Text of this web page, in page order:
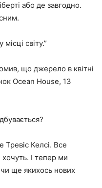
або де завгодно.
світу.”
що джерело в квітні
Ocean House, 13
Тревіс Келсі. Все
І тепер ми
ще якихось нових